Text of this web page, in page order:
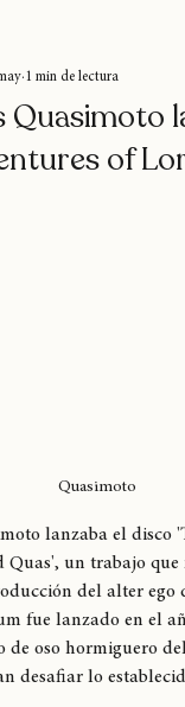
Quasimoto
of
1 min de lectura
Quasimoto
lanzaba el disco
Quas', un trabajo que
del alter ego
fue lanzado en el